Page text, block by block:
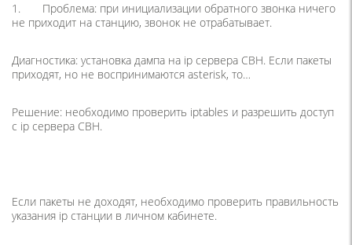
1. Проблема: при инициализации обратного звонка ничего
не приходит на станцию, звонок не отрабатывает.
Диагностика: установка дампа на ip сервера CBH. Если пакеты
приходят, но не воспринимаются asterisk, то…
Решение: необходимо проверить iptables и разрешить доступ
с ip сервера CBH.
Если пакеты не доходят, необходимо проверить правильность
указания ip станции в личном кабинете.